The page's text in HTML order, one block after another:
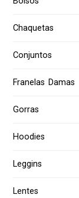
Chaquetas
Conjuntos
Franelas Damas
Gorras
Hoodies
Leggins
Lentes